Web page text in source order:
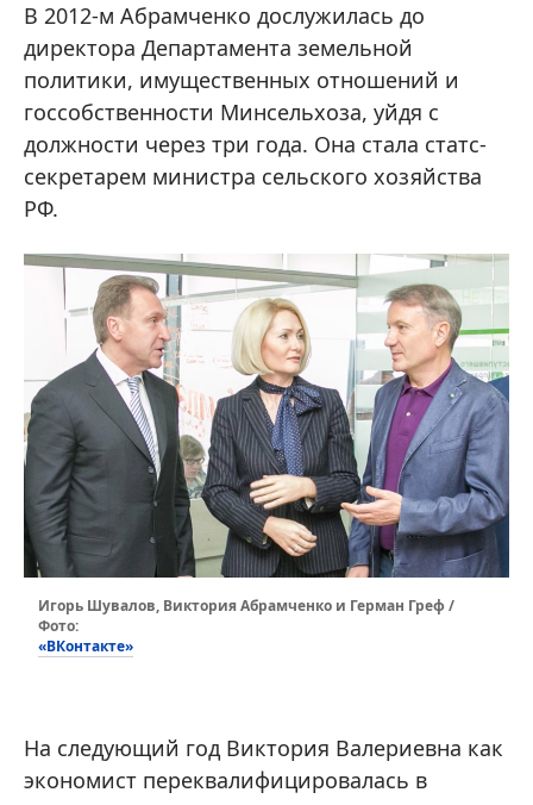
В 2012-м Абрамченко дослужилась до
директора Департамента земельной
политики, имущественных отношений и
госсобственности Минсельхоза, уйдя с
должности через три года. Она стала статс-
секретарем министра сельского хозяйства
РФ.
Игорь Шувалов, Виктория Абрамченко и Герман Греф /
Фото:
«ВКонтакте»
На следующий год Виктория Валериевна как
экономист переквалифицировалась в